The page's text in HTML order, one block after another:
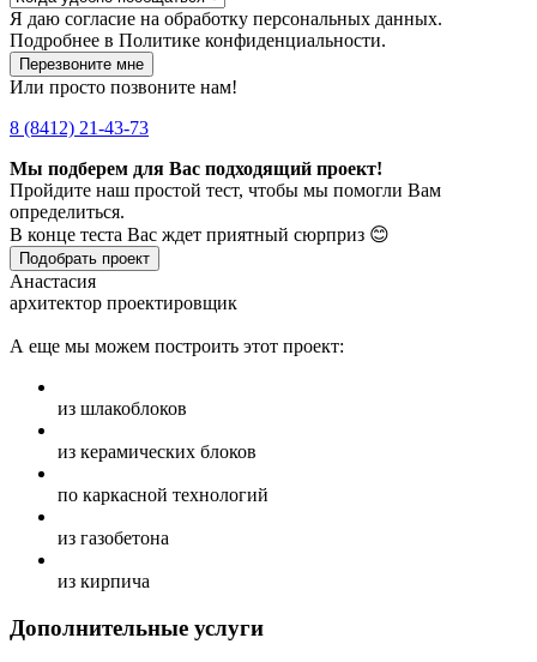
Я даю согласие на обработку персональных данных.
Подробнее в Политике конфиденциальности.
Перезвоните мне
Или просто позвоните нам!
8 (8412) 21-43-73
Мы подберем для Вас подходящий проект!
Пройдите наш простой тест, чтобы мы помогли Вам
определиться.
В конце теста Вас ждет приятный сюрприз 😊
Подобрать проект
Анастасия
архитектор проектировщик
А еще мы можем построить этот проект:
из шлакоблоков
из керамических блоков
по каркасной технологий
из газобетона
из кирпича
Дополнительные услуги